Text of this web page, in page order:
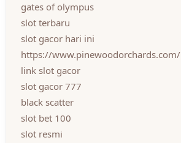
gates of olympus
slot terbaru
slot gacor hari ini
https://www.pinewoodorchards.com/
link slot gacor
slot gacor 777
black scatter
slot bet 100
slot resmi